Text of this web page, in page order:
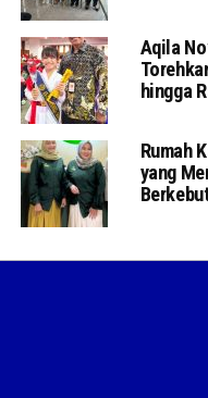
Aqila
hingga
Rumah
yang